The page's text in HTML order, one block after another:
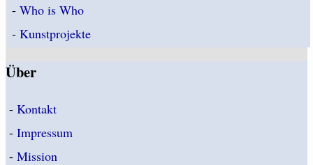
-Who is Who
-Kunstprojekte
Über
- Kontakt
- Impressum
- Mission